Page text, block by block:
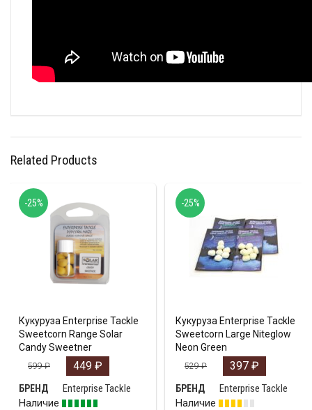
Related Products
Кукуруза Enterprise Tackle
Sweetcorn Range Solar
Candy Sweetner
599₽ 449 ₽
БРЕНД
Enterprise Tackle
Наличие
-25%
Кукуруза Enterprise Tackle
Sweetcorn Large Niteglow
Neon Green
529₽ 397 ₽
БРЕНД
Enterprise Tackle
Наличие
-25%